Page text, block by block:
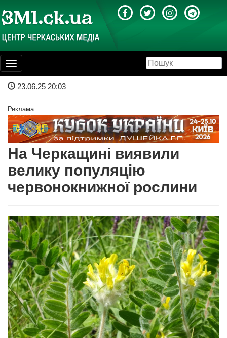
Toggle
navigation
23.06.25 20:03
Реклама
На Черкащині виявили
велику популяцію
червонокнижної рослини